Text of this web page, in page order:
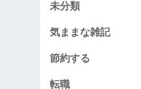
未分類
気ままな雑記
節約する
転職